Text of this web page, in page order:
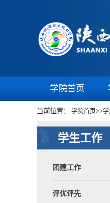
学院首页
当前位置： 学院首页>>
学生工作
团建工作
评优评先